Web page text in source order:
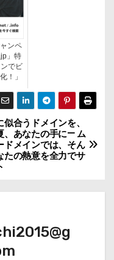
ンペ
」特
でビ
！」
似合うドメインを、
、あなたの手に— ム
ドメインでは、そん
たの熱意を全力でサ